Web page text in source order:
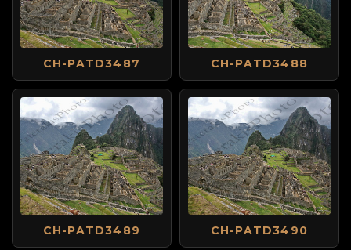
CH-PATD3487 CH-PATD3488
CH-PATD3489 CH-PATD3490